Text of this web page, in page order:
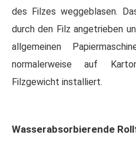
des Filzes weggeblasen.
durch den Filz angetrieben
allgemeinen
normalerweise auf
Filzgewicht installiert.
Wasserabsorbierende